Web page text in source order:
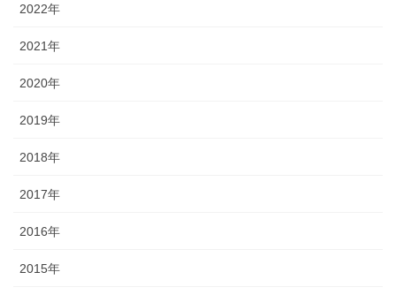
2022年
2021年
2020年
2019年
2018年
2017年
2016年
2015年